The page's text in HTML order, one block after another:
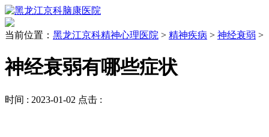
当前位置： 黑龙江京科精神心理医院 > 精神疾病 > 神经衰弱 >
神经衰弱有哪些症状
时间 : 2023-01-02 点击 :